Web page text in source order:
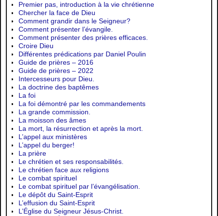
Premier pas, introduction à la vie chrétienne
Chercher la face de Dieu
Comment grandir dans le Seigneur?
Comment présenter l’évangile.
Comment présenter des prières efficaces.
Croire Dieu
Différentes prédications par Daniel Poulin
Guide de prières – 2016
Guide de prières – 2022
Intercesseurs pour Dieu.
La doctrine des baptêmes
La foi
La foi démontré par les commandements
La grande commission.
La moisson des âmes
La mort, la résurrection et après la mort.
L’appel aux ministères
L’appel du berger!
La prière
Le chrétien et ses responsabilités.
Le chrétien face aux religions
Le combat spirituel
Le combat spirituel par l’évangélisation.
Le dépôt du Saint-Esprit
L’effusion du Saint-Esprit
L’Église du Seigneur Jésus-Christ.